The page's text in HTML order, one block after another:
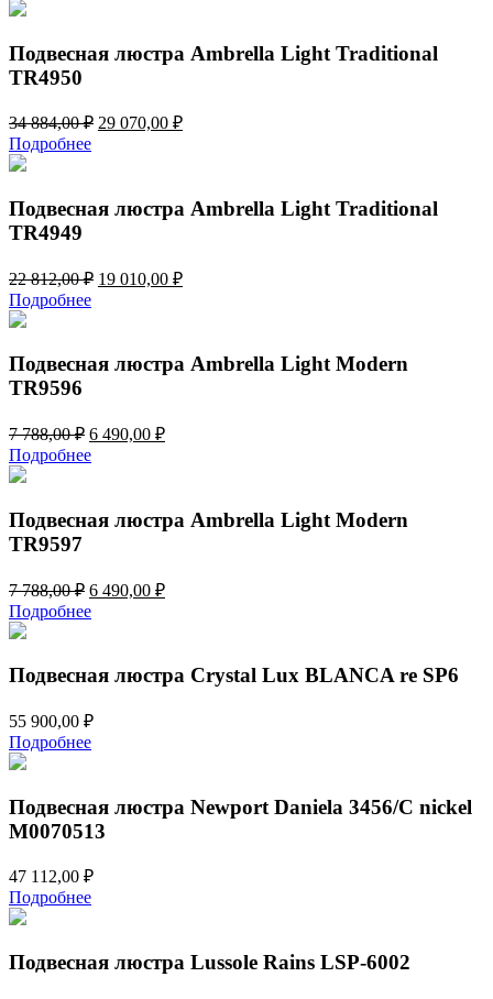
Подвесная люстра Ambrella Light Traditional
TR4950
34 884,00₽ Первоначальная
29 070,00 ₽Текущая
Подробнее
Подвесная люстра Ambrella Light Traditional
TR4949
22 812,00₽ Первоначальная
812,00 ₽.
19 010,00 ₽Текущая
Подробнее
Подвесная люстра Ambrella Light Modern
TR9596
7 788,00₽ Первоначальная
цена
составляла
6 490,00 ₽Текущая
Подробнее
Подвесная люстра Ambrella Light Modern
TR9597
7 788,00₽ Первоначальная
цена
составляла
788,00 ₽.
6 490,00 ₽Текущая
Подробнее
Подвесная люстра Crystal Lux BLANCA re SP6
55 900,00 ₽
Подробнее
Подвесная люстра Newport Daniela 3456/C nickel
М0070513
47 112,00 ₽
Подробнее
Подвесная люстра Lussole Rains LSP-6002